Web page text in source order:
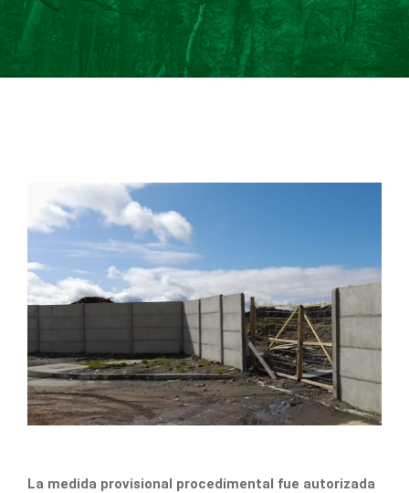
La medida provisional procedimental fue autorizada